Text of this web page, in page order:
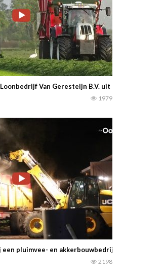
Van Geresteijn B.V. uit
1979
pluimvee- en akkerbouwbedrijf voor
2198